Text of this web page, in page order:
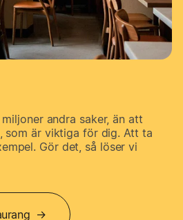
andra saker, än att
som är viktiga för dig. Att ta
Gör det, så löser vi
→